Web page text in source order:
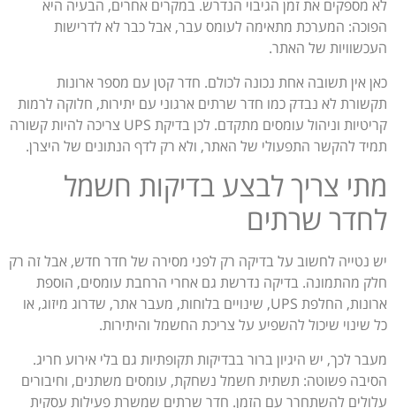
לא מספקים את זמן הגיבוי הנדרש. במקרים אחרים, הבעיה היא
הפוכה: המערכת מתאימה לעומס עבר, אבל כבר לא לדרישות
העכשוויות של האתר.
כאן אין תשובה אחת נכונה לכולם. חדר קטן עם מספר ארונות
תקשורת לא נבדק כמו חדר שרתים ארגוני עם יתירות, חלוקה לרמות
קריטיות וניהול עומסים מתקדם. לכן בדיקת UPS צריכה להיות קשורה
תמיד להקשר התפעולי של האתר, ולא רק לדף הנתונים של היצרן.
מתי צריך לבצע בדיקות חשמל
לחדר שרתים
יש נטייה לחשוב על בדיקה רק לפני מסירה של חדר חדש, אבל זה רק
חלק מהתמונה. בדיקה נדרשת גם אחרי הרחבת עומסים, הוספת
ארונות, החלפת UPS, שינויים בלוחות, מעבר אתר, שדרוג מיזוג, או
כל שינוי שיכול להשפיע על צריכת החשמל והיתירות.
מעבר לכך, יש היגיון ברור בבדיקות תקופתיות גם בלי אירוע חריג.
הסיבה פשוטה: תשתית חשמל נשחקת, עומסים משתנים, וחיבורים
עלולים להשתחרר עם הזמן. חדר שרתים שמשרת פעילות עסקית